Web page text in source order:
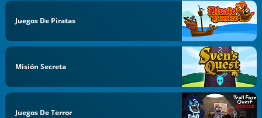
Juegos De Piratas
Misión Secreta
Juegos De Terror